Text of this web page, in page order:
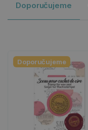
Doporučujeme
Doporučujeme